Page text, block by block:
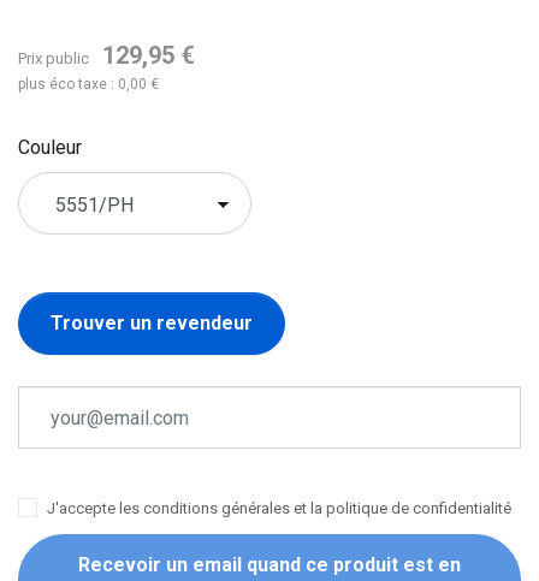
Prix public 129,95 €
plus éco taxe : 0,00 €
Couleur
Trouver un revendeur
J'accepte les conditions générales et la politique de confidentialité
Recevoir un email quand ce produit est en